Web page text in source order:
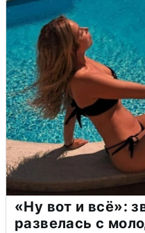
«Ну вот и всё»:
развелась с